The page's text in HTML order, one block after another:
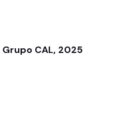
Grupo CAL, 2025